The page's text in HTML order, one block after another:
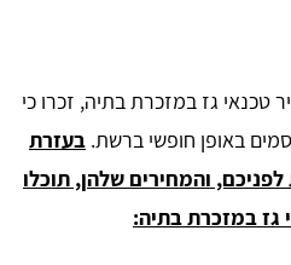
טכנאי גז במזכרת בתיה, זכרו כי
באופן חופשי ברשת. בעזרת
והמחירים שלהן, תוכלו
גז במזכרת בתיה: